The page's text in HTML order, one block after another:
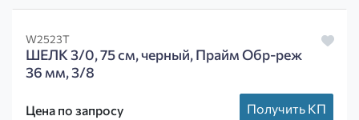
W2523T
ШЕЛК 3/0, 75 см, черный, Прайм Обр-реж
36 мм, 3/8
Цена по запросу Получить КП